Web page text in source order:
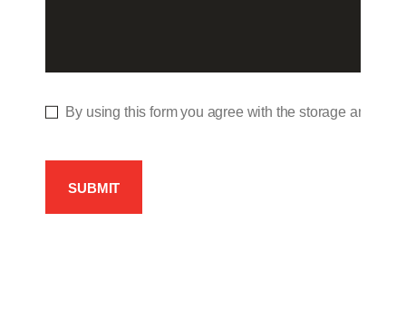
By using this form you agree with the storage and